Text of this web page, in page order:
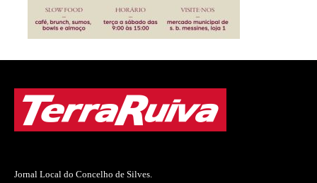
Jornal Local do Concelho de Silves.